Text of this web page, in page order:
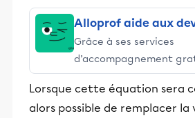
Alloprof aide aux
Grâce à ses services
d’accompagnement
stimulants, Alloprof
et leurs parents dans la
éducative.
Lorsque cette équation sera
alors possible de remplacer la